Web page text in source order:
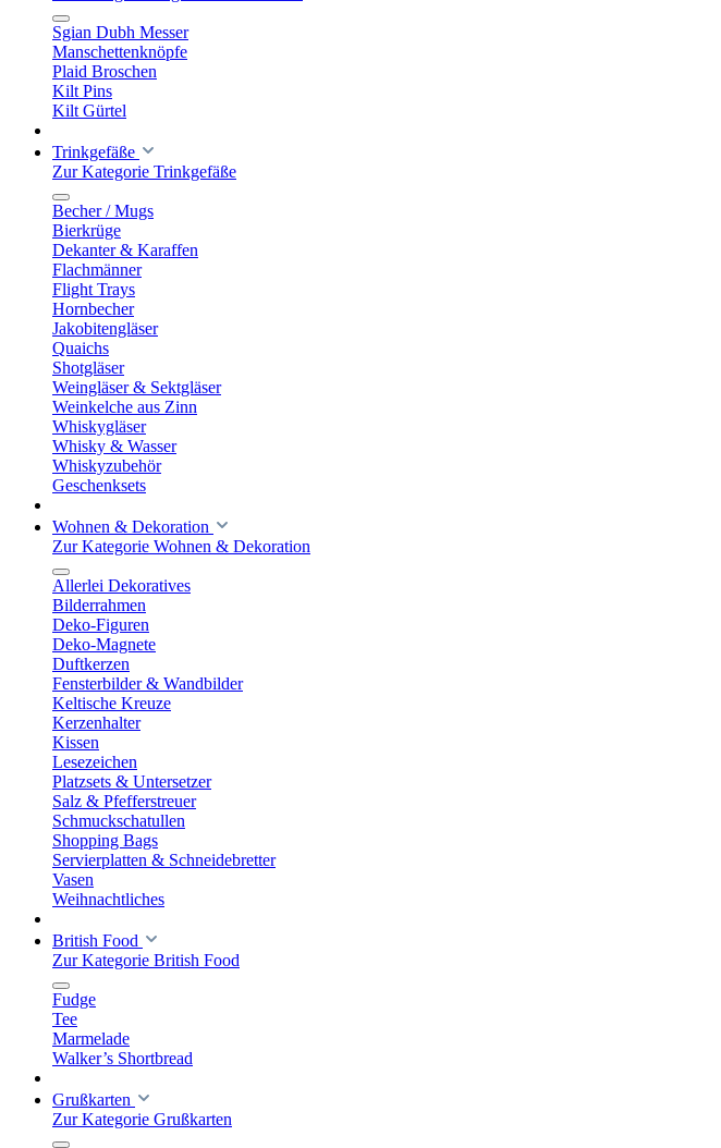
Sgian Dubh Messer
Manschettenknöpfe
Plaid Broschen
Kilt Pins
Kilt Gürtel
Trinkgefäße
Zur Kategorie Trinkgefäße
Becher / Mugs
Bierkrüge
Dekanter & Karaffen
Flachmänner
Flight Trays
Hornbecher
Jakobitengläser
Quaichs
Shotgläser
Weingläser & Sektgläser
Weinkelche aus Zinn
Whiskygläser
Whisky & Wasser
Whiskyzubehör
Geschenksets
Wohnen & Dekoration
Zur Kategorie Wohnen & Dekoration
Allerlei Dekoratives
Bilderrahmen
Deko-Figuren
Deko-Magnete
Duftkerzen
Fensterbilder & Wandbilder
Keltische Kreuze
Kerzenhalter
Kissen
Lesezeichen
Platzsets & Untersetzer
Salz & Pfefferstreuer
Schmuckschatullen
Shopping Bags
Servierplatten & Schneidebretter
Vasen
Weihnachtliches
British Food
Zur Kategorie British Food
Fudge
Tee
Marmelade
Walker’s Shortbread
Grußkarten
Zur Kategorie Grußkarten